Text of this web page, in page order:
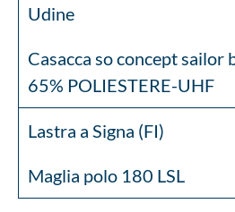
Udine
Casacca so concept sailor
65% POLIESTERE-UHF
Lastra a Signa (FI)
Maglia polo 180 LSL